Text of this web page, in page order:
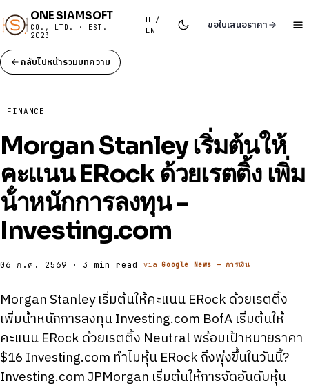
ONE SIAMSOFT
CO., LTD. · EST.
2023
TH /
EN
ขอใบเสนอราคา
กลับไปหน้ารวมบทความ
FINANCE
Morgan Stanley เริ่มต้นให้
คะแนน ERock ด้วยเรตติ้ง เพิ่ม
น้ําหนักการลงทุน -
Investing.com
06 ก.ค. 2569 · 3 min read viaGoogle News — การเงิน
Morgan Stanley เริ่มต้นให้คะแนน ERock ด้วยเรตติ้ง
เพิ่มน้ําหนักการลงทุน Investing.com BofA เริ่มต้นให้
คะแนน ERock ด้วยเรตติ้ง Neutral พร้อมเป้าหมายราคา
$16 Investing.com ทําไมหุ้น ERock ถึงพุ่งขึ้นในวันนี้?
Investing.com JPMorgan เริ่มต้นให้การจัดอันดับหุ้น